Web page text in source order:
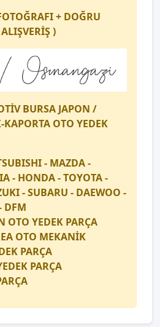
+ DOĞRU
)
BURSA JAPON /
OTO YEDEK
- MAZDA -
- HONDA - TOYOTA -
- SUBARU - DAEWOO -
DFM
OTO YEDEK PARÇA
OTO MEKANİK
PARÇA
PARÇA